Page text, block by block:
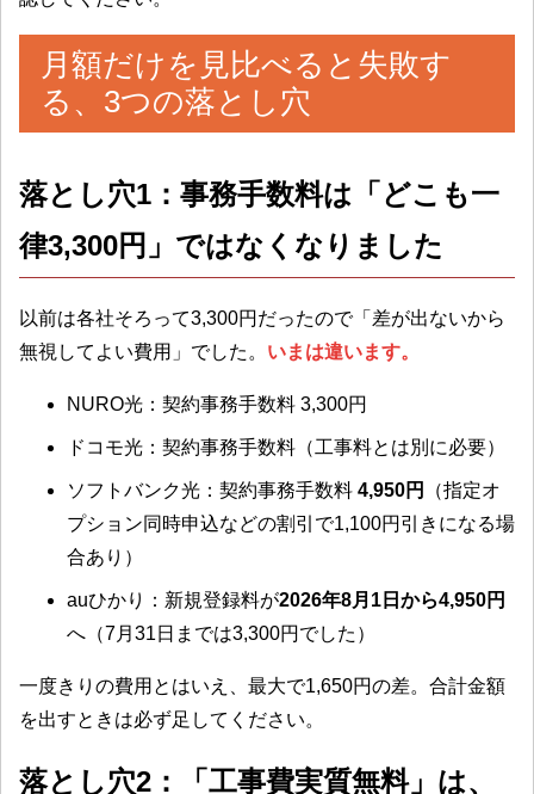
月額だけを見比べると失敗す
る、3つの落とし穴
落とし穴1：事務手数料は「どこも一
律3,300円」ではなくなりました
以前は各社そろって3,300円だったので「差が出ないから
無視してよい費用」でした。 いまは違います。
NURO光：契約事務手数料 3,300円
ドコモ光：契約事務手数料（工事料とは別に必要）
ソフトバンク光：契約事務手数料 4,950円
（指定オ
プション同時申込などの割引で1,100円引きになる場
合あり）
auひかり：新規登録料が2026年8月1日から4,950円
へ（7月31日までは3,300円でした）
一度きりの費用とはいえ、最大で1,650円の差。合計金額
を出すときは必ず足してください。
落とし穴2：「工事費実質無料」は、